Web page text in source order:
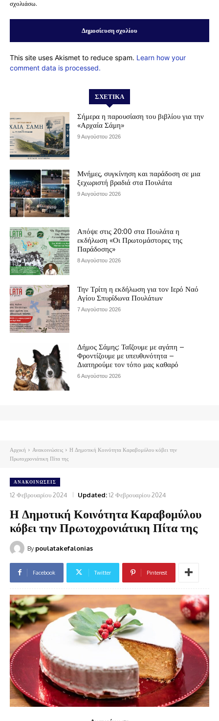
σχολιάσω.
This site uses Akismet to reduce spam. Learn how your
comment data is processed.
ΣΧΕΤΙΚΆ
Σήμερα η παρουσίαση του βιβλίου για την
«Αρχαία Σάμη»
9 Αυγούστου 2026
Μνήμες, συγκίνηση και παράδοση σε μια
ξεχωριστή βραδιά στα Πουλάτα
9 Αυγούστου 2026
Απόψε στις 20:00 στα Πουλάτα η
εκδήλωση «Οι Πρωτομάστορες της
Παράδοσης»
8 Αυγούστου 2026
Την Τρίτη η εκδήλωση για τον Ιερό Ναό
Αγίου Σπυρίδωνα Πουλάτων
7 Αυγούστου 2026
Δήμος Σάμης: Ταΐζουμε με αγάπη –
Φροντίζουμε με υπευθυνότητα –
Διατηρούμε τον τόπο μας καθαρό
6 Αυγούστου 2026